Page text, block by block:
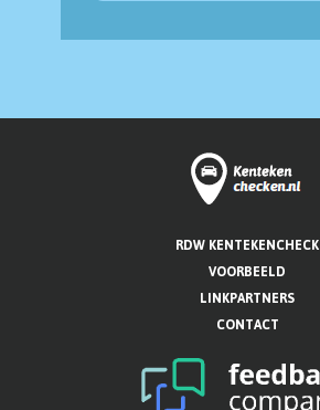
RDW KENTEKENCHECK
VOORBEELD
LINKPARTNERS
CONTACT